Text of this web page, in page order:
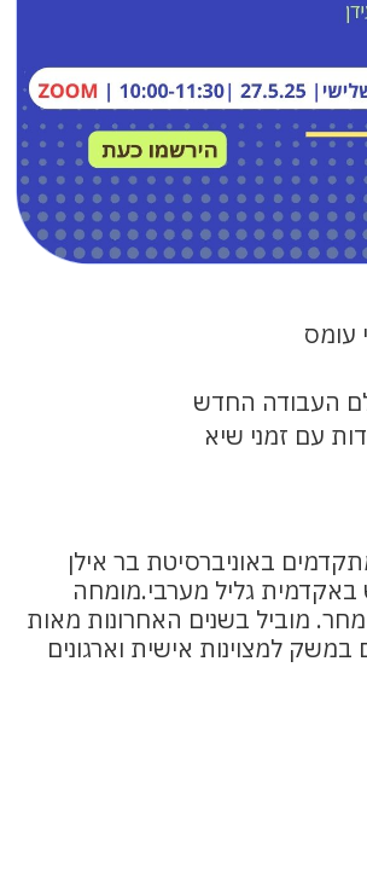
עומס
העבודה החדש
עם זמני שיא
באוניברסיטת בר אילן
באקדמית גליל מערבי.מומחה
מוביל בשנים האחרונות מאות
במשק למצוינות אישית וארגונים